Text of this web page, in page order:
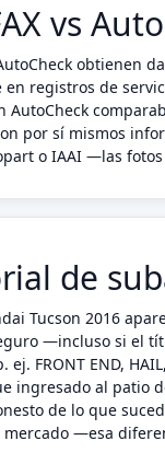
vs
obtienen
en registros de
AutoCheck
por sí mismos
o IAAI —las
de
Tucson 2016
—incluso si el
ej. FRONT END,
ingresado al patio
de lo que
—esa